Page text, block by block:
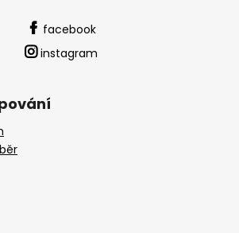
facebook
instagram